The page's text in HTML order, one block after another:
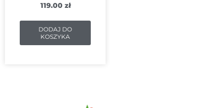
119.00 zł
DODAJ DO
KOSZYKA